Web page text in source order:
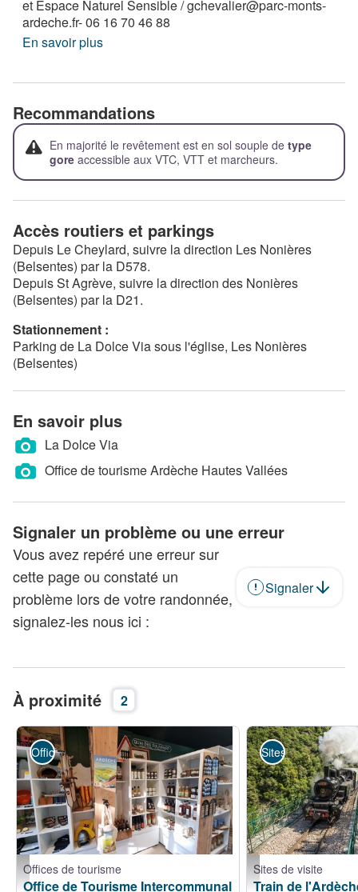
et Espace Naturel Sensible / gchevalier@parc-monts-
ardeche.fr- 06 16 70 46 88
En savoir plus
Recommandations
En majorité le revêtement est en sol souple de type
gore accessible aux VTC, VTT et marcheurs.
Accès routiers et parkings
Depuis Le Cheylard, suivre la direction Les Nonières
(Belsentes) par la D578.
Depuis St Agrève, suivre la direction des Nonières
(Belsentes) par la D21.
Stationnement :
Parking de La Dolce Via sous l'église, Les Nonières
(Belsentes)
En savoir plus
La Dolce Via
Office de tourisme Ardèche Hautes Vallées
Signaler un problème ou une erreur
Vous avez repéré une erreur sur
cette page ou constaté un
problème lors de votre randonnée,
signalez-les nous ici :
Signaler
À proximité 2
Office de Tourisme Intercommunal du Pays de Lamastre - bureau de
Offices de tourisme
Offices de tourisme
Office de Tourisme Intercommunal
Train Ardèche - S. Bridot
Sites de visite
Sites de visite
Train de